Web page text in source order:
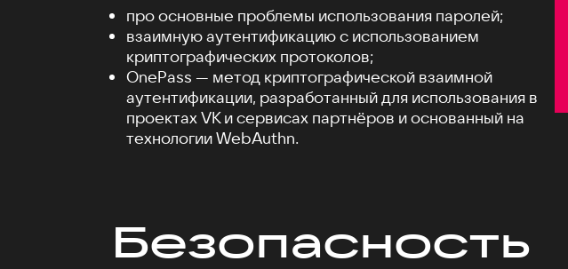
про основные проблемы использования паролей;
взаимную аутентификацию с использованием
криптографических протоколов;
OnePass — метод криптографической взаимной
аутентификации, разработанный для использования в
проектах VK и сервисах партнёров и основанный на
технологии WebAuthn.
Безопасность